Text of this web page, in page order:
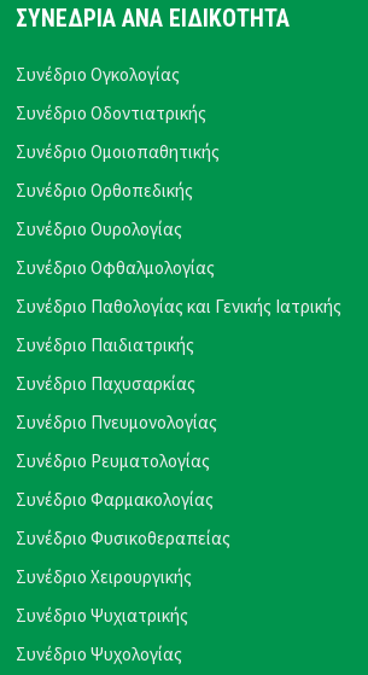
ΣΥΝΕΔΡΙΑ ΑΝΑ ΕΙΔΙΚΟΤΗΤΑ
Συνέδριο Ογκολογίας
Συνέδριο Οδοντιατρικής
Συνέδριο Ομοιοπαθητικής
Συνέδριο Ορθοπεδικής
Συνέδριο Ουρολογίας
Συνέδριο Οφθαλμολογίας
Συνέδριο Παθολογίας και Γενικής Ιατρικής
Συνέδριο Παιδιατρικής
Συνέδριο Παχυσαρκίας
Συνέδριο Πνευμονολογίας
Συνέδριο Ρευματολογίας
Συνέδριο Φαρμακολογίας
Συνέδριο Φυσικοθεραπείας
Συνέδριο Χειρουργικής
Συνέδριο Ψυχιατρικής
Συνέδριο Ψυχολογίας